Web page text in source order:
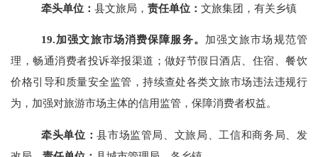
牵头单位：县文旅局，责任单位：文旅集团，有关乡镇
19.加强文旅市场消费保障服务。 加强文旅市场规范管
理，畅通消费者投诉举报渠道；做好节假日酒店、住宿、餐饮
价格引导和质量安全监管，持续查处各类文旅市场违法违规行
为，加强对旅游市场主体的信用监管，保障消费者权益。
牵头单位：县市场监管局
文旅局、工信和商务局、发